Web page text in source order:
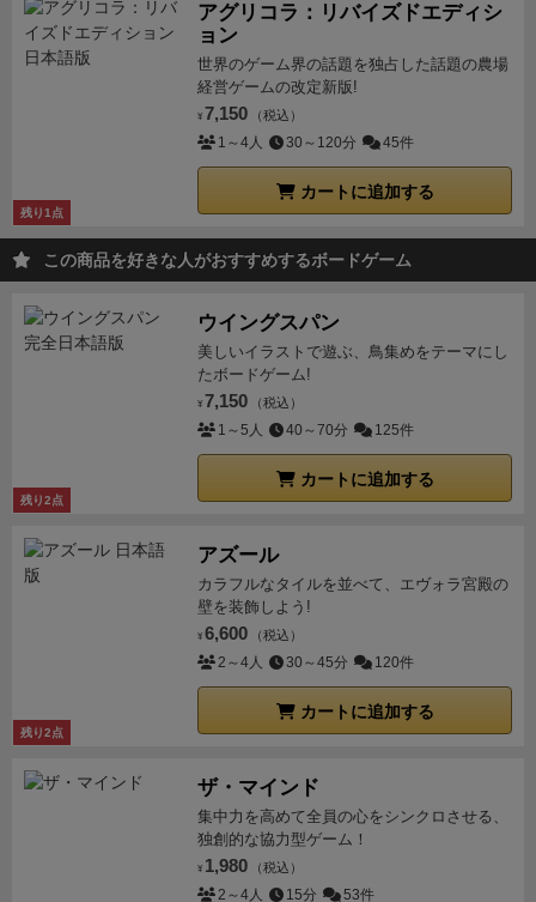
方必殺技だった場合に相手に自分の一番小さい手札分
の追加ダメージを与える「カウンター」（二刀流騎
士）、ガードの代わりに宣言することで、１ゲーム１
回のみ次ターンダメージ無効の「バリア」（竜人ヒー
魔剣士・暗黒騎士・黒魔術師の「即死コ
要素３：必殺技とガード手札を見て絶
対勝てると思ったら「必殺技」を選択。これで勝利し
に。ただし失敗したら逆に相手の一番・二番目に大き
いカードのダメージを受けることになります。
けると思ったら「ガード」選択。必負となりますがダ
メージは相手の手札の一番小さいもの1枚かつ必殺技
効果無効。特に即死効果持ちが必殺技打ってきたとき
は要警戒（ブラフの可能性もありますが）。※宣言は
基本的に交互で。でも先にやりたい方がやるでもいい
ちの黒魔術師、後攻：カウンターと溜め持ちの炎魔道
士での対戦。お互い4枚引きます。それぞれコンボを
作ります。※この時点でお互いの手札は見えていませ
黒魔道士：コンボ点は数字２とじゃんけん３の５
点。通常攻撃で勝利なら６ダメージ。炎魔術師：じゃ
んけんのみですが4枚ともつながっているので4点。通
常攻撃で勝利なら5ダメージ。
黒魔術師：必殺技宣
９と、９の「パー」以外の「チョキ」を持つ６がダメ
ージエリアへいくので次ラウンド以降のコンボに大き
い影響がないし、15ダメージは大きい。ガードされて
も4ダメ行くと判断）炎魔道士：コンボ数がじゃんけ
残り1点
アグリコラ：リバイズドエディシ
ョン
世界のゲーム界の話題を独占した話題の農場
経営ゲームの改定新版!
¥ 7,150 （税込）
1～4人 30～120分 45件
カートに追加する
この商品を好きな人がおすすめするボードゲーム
残り2点
ウイングスパン
美しいイラストで遊ぶ、鳥集めをテーマにし
たボードゲーム!
¥ 7,150 （税込）
1～5人 40～70分 125件
カートに追加する
残り2点
アズール
カラフルなタイルを並べて、エヴォラ宮殿の
壁を装飾しよう!
¥ 6,600 （税込）
2～4人 30～45分 120件
カートに追加する
ザ・マインド
集中力を高めて全員の心をシンクロさせる、
独創的な協力型ゲーム！
¥ 1,980 （税込）
2～4人 15分 53件